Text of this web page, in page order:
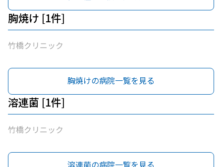
胸焼け [1件]
竹橋クリニック
胸焼けの病院一覧を見る
溶連菌 [1件]
竹橋クリニック
溶連菌の病院一覧を見る